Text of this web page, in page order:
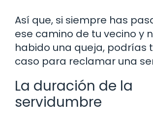
Así que, si siempre has
ese camino de tu vecino y
habido una queja, podrías
caso para reclamar una
La duración de la
servidumbre